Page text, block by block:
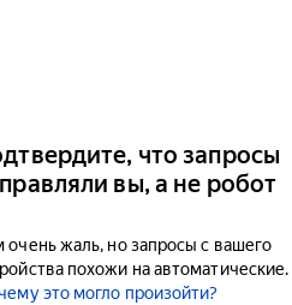
что запросы
вы, а не робот
очень жаль, но запросы с вашего
похожи на автоматические.
это могло произойти?